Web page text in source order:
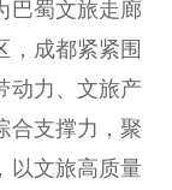
巴蜀文旅走廊
，成都紧紧围
动力、文旅产
合支撑力，聚
以文旅高质量